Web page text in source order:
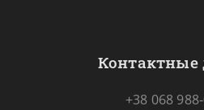
Контактные
+38 068